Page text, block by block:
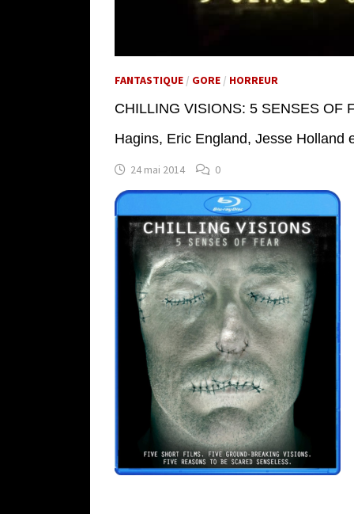
FANTASTIQUE / GORE / HORREUR
CHILLING VISIONS: 5 SENSES OF
Hagins, Eric England, Jesse Holland
24 mai 2014 0